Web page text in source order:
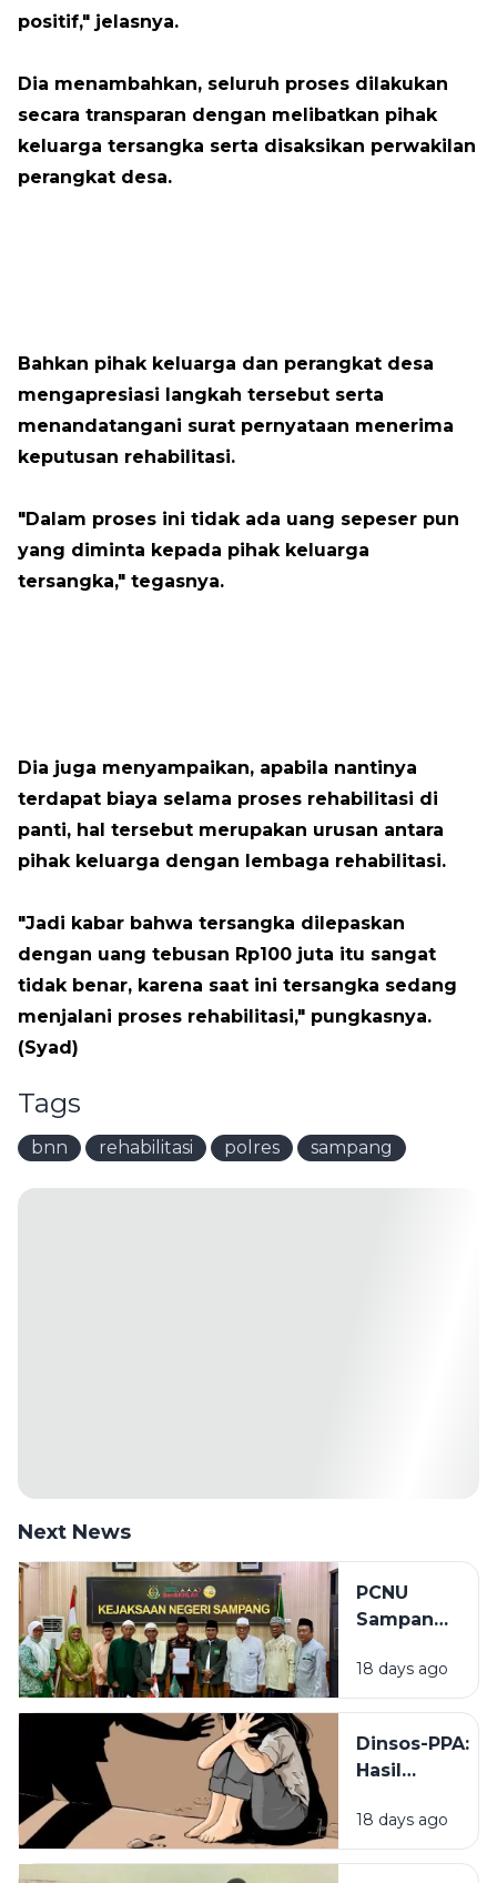
positif," jelasnya.
Dia menambahkan, seluruh proses dilakukan
secara transparan dengan melibatkan pihak
keluarga tersangka serta disaksikan perwakilan
perangkat desa.
Bahkan pihak keluarga dan perangkat desa
mengapresiasi langkah tersebut serta
menandatangani surat pernyataan menerima
keputusan rehabilitasi.
"Dalam proses ini tidak ada uang sepeser pun
yang diminta kepada pihak keluarga
tersangka," tegasnya.
Dia juga menyampaikan, apabila nantinya
terdapat biaya selama proses rehabilitasi di
panti, hal tersebut merupakan urusan antara
pihak keluarga dengan lembaga rehabilitasi.
"Jadi kabar bahwa tersangka dilepaskan
dengan uang tebusan Rp100 juta itu sangat
tidak benar, karena saat ini tersangka sedang
menjalani proses rehabilitasi," pungkasnya.
(Syad)
Tags
bnn rehabilitasi polres sampang
Next News
PCNU
Sampang
Kejaksaan
Tak Masuk
Tangani
Kasus
Anak
18 days ago
Dinsos-PPA:
Hasil
Sementara
Menunjukkan
18 days ago